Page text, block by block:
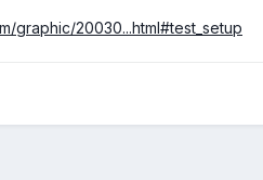
graphic/20030...html#test_setup